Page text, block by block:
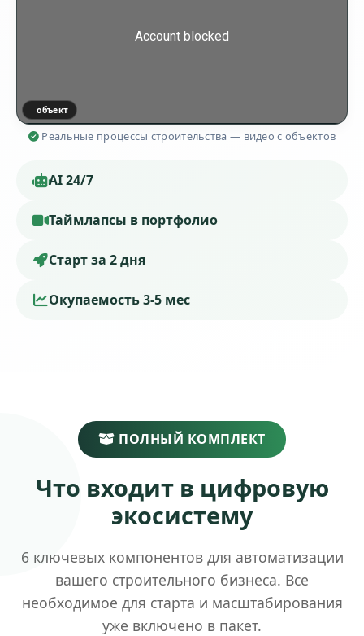
объект
Реальные процессы строительства — видео с объектов
AI 24/7
Таймлапсы в портфолио
Старт за 2 дня
Окупаемость 3-5 мес
ПОЛНЫЙ КОМПЛЕКТ
Что входит в цифровую
экосистему
6 ключевых компонентов для автоматизации
вашего строительного бизнеса. Все
необходимое для старта и масштабирования
уже включено в пакет.